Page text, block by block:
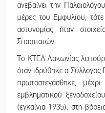
ανεβαίνει την
μέρες του Εμφυλίου,
αστυνομίας ήταν
Σπαρτιατών.
Το ΚΤΕΛ Λακωνίας
όταν ιδρύθηκε ο Σύλλογος
πρωτοστεγάσθηκε,
εμβληματικού
(εγκαίνια 1935), στη